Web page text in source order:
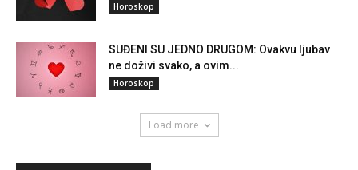
Horoskop
SUĐENI SU JEDNO DRUGOM: Ovakvu ljubav
ne doživi svako, a ovim...
Horoskop
Load more